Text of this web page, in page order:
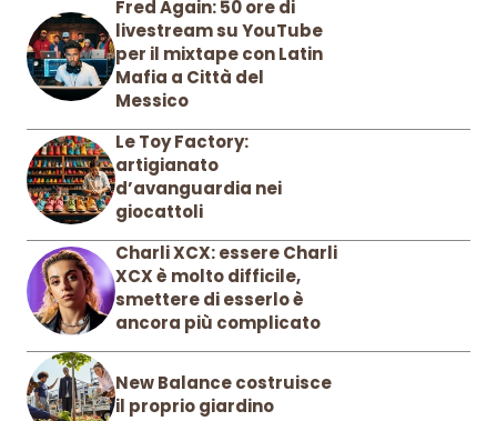
Fred Again: 50 ore di
livestream su YouTube
per il mixtape con Latin
Mafia a Città del
Messico
Le Toy Factory:
artigianato
d’avanguardia nei
giocattoli
Charli XCX: essere Charli
XCX è molto difficile,
smettere di esserlo è
ancora più complicato
New Balance costruisce
il proprio giardino